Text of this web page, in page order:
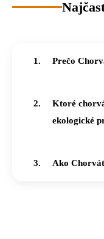
Prečo
Ktoré
ekologické
Ako